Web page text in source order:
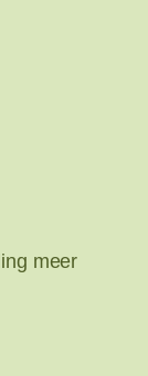
meer